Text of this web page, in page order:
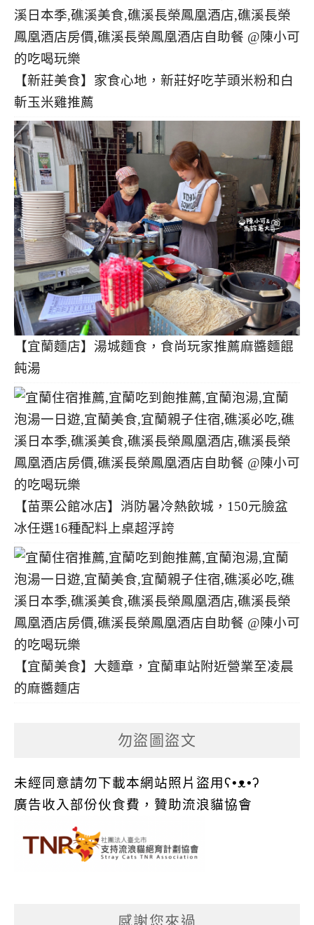
【新莊美食】家食心地，新莊好吃芋頭米粉和白
斬玉米雞推薦
【宜蘭麵店】湯城麵食，食尚玩家推薦麻醬麵餛
飩湯
【苗栗公館冰店】消防暑冷熱飲城，150元臉盆
冰任選16種配料上桌超浮誇
【宜蘭美食】大麵章，宜蘭車站附近營業至凌晨
的麻醬麵店
勿盜圖盜文
未經同意請勿下載本網站照片盜用ʕ•ᴥ•ʔ
廣告收入部份伙食費，贊助流浪貓協會